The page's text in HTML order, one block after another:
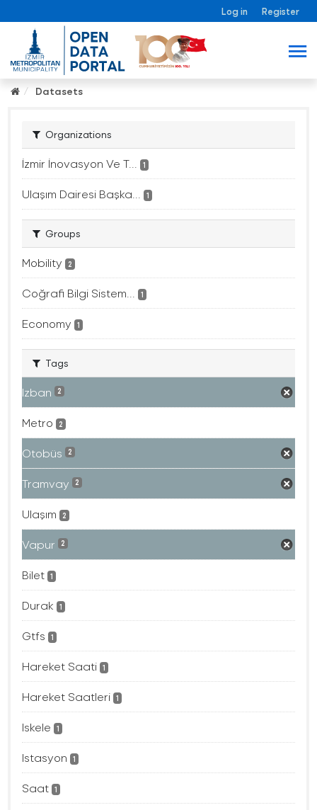
Log in Register
Datasets
Organizations
İzmir İnovasyon Ve T... 1
Ulaşım Dairesi Başka... 1
Groups
Mobility 2
Coğrafi Bilgi Sistem... 1
Economy 1
Tags
Izban 2
Metro 2
Otobüs 2
Tramvay 2
Ulaşım 2
Vapur 2
Bilet 1
Durak 1
Gtfs 1
Hareket Saati 1
Hareket Saatleri 1
Iskele 1
Istasyon 1
Saat 1